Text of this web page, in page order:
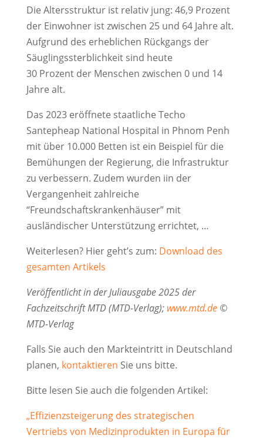
Die Altersstruktur ist relativ jung: 46,9 Prozent
der Einwohner ist zwischen 25 und 64 Jahre alt.
Aufgrund des erheblichen Rückgangs der
Säuglingssterblichkeit sind heute
30 Prozent der Menschen zwischen 0 und 14
Jahre alt.
Das 2023 eröffnete staatliche Techo
Santepheap National Hospital in Phnom Penh
mit über 10.000 Betten ist ein Beispiel für die
Bemühungen der Regierung, die Infrastruktur
zu verbessern. Zudem wurden iin der
Vergangenheit zahlreiche
“Freundschaftskrankenhäuser” mit
ausländischer Unterstützung errichtet, …
Weiterlesen? Hier geht’s zum: Download des
gesamten Artikels
Veröffentlicht in der Juliausgabe 2025 der
Fachzeitschrift MTD (MTD-Verlag); www.mtd.de ©
MTD-Verlag
Falls Sie auch den Markteintritt in Deutschland
planen, kontaktieren Sie uns bitte.
Bitte lesen Sie auch die folgenden Artikel:
„Effizienzsteigerung des strategischen
Vertriebs von Medizinprodukten in Europa für